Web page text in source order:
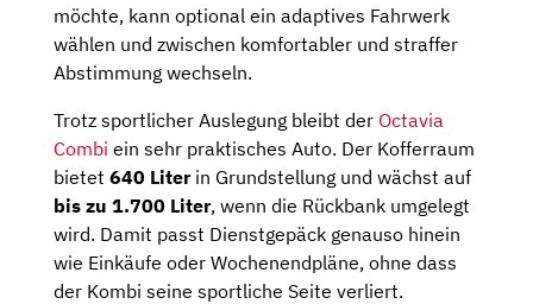
möchte, kann optional ein adaptives Fahrwerk
wählen und zwischen komfortabler und straffer
Abstimmung wechseln.
Trotz sportlicher Auslegung bleibt der Octavia
Combi ein sehr praktisches Auto. Der Kofferraum
bietet 640 Literin Grundstellung und wächst auf
bis zu 1.700 Liter, wenn die Rückbank umgelegt
wird. Damit passt Dienstgepäck genauso hinein
wie Einkäufe oder Wochenendpläne, ohne dass
der Kombi seine sportliche Seite verliert.